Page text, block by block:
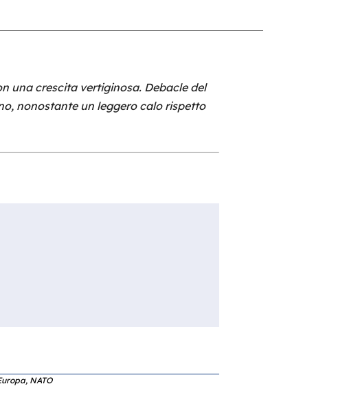
una crescita vertiginosa. Debacle del
nonostante un leggero calo rispetto
NATO